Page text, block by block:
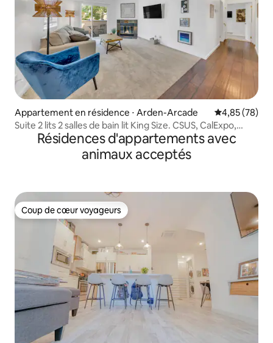
Appartement en résidence ⋅ Arden-Arcade Évaluation
4,85 (78)
Suite 2 lits 2 salles de bain lit King Size. CSUS, CalExpo,
piscineRésidences d'appartements avec
animaux acceptés
Coup de cœur voyageurs
Coup de cœur voyageurs